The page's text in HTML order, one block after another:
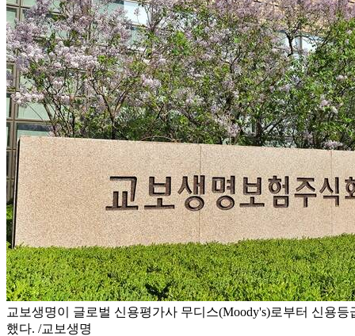
교보생명이 글로벌 신용평가사 무디스(Moody's)로부터 신용등
했다. /교보생명